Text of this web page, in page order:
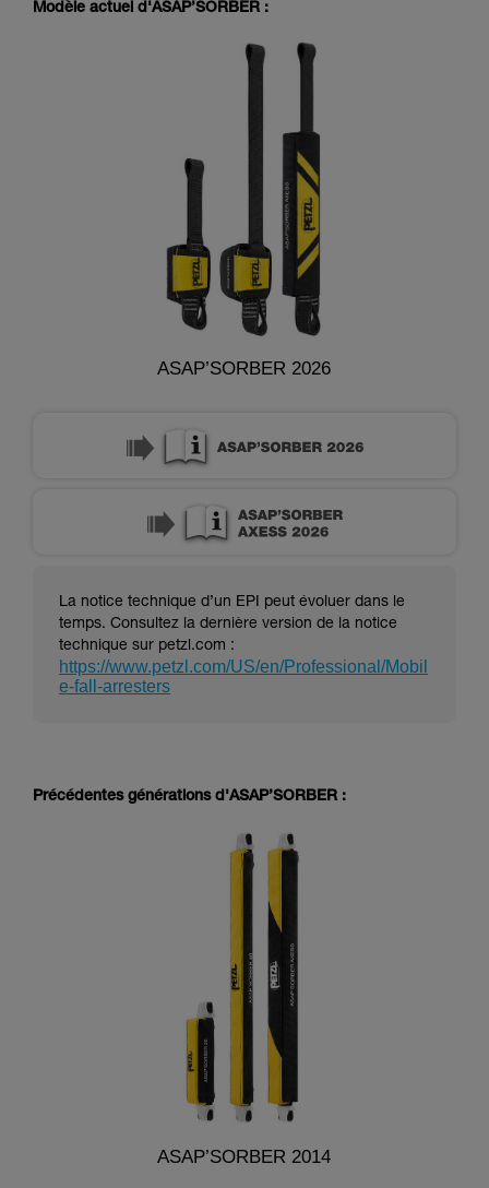
Modèle actuel d'ASAP’SORBER :
ASAP’SORBER 2026
La notice technique d’un EPI peut évoluer dans le
temps. Consultez la dernière version de la notice
technique sur petzl.com :
https://www.petzl.com/US/en/Professional/Mobil
e-fall-arresters
Précédentes générations d'ASAP’SORBER :
ASAP’SORBER 2014